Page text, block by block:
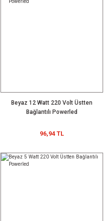
Beyaz 12 Watt 220 Volt Üstten
Bağlantılı Powerled
96,94 TL